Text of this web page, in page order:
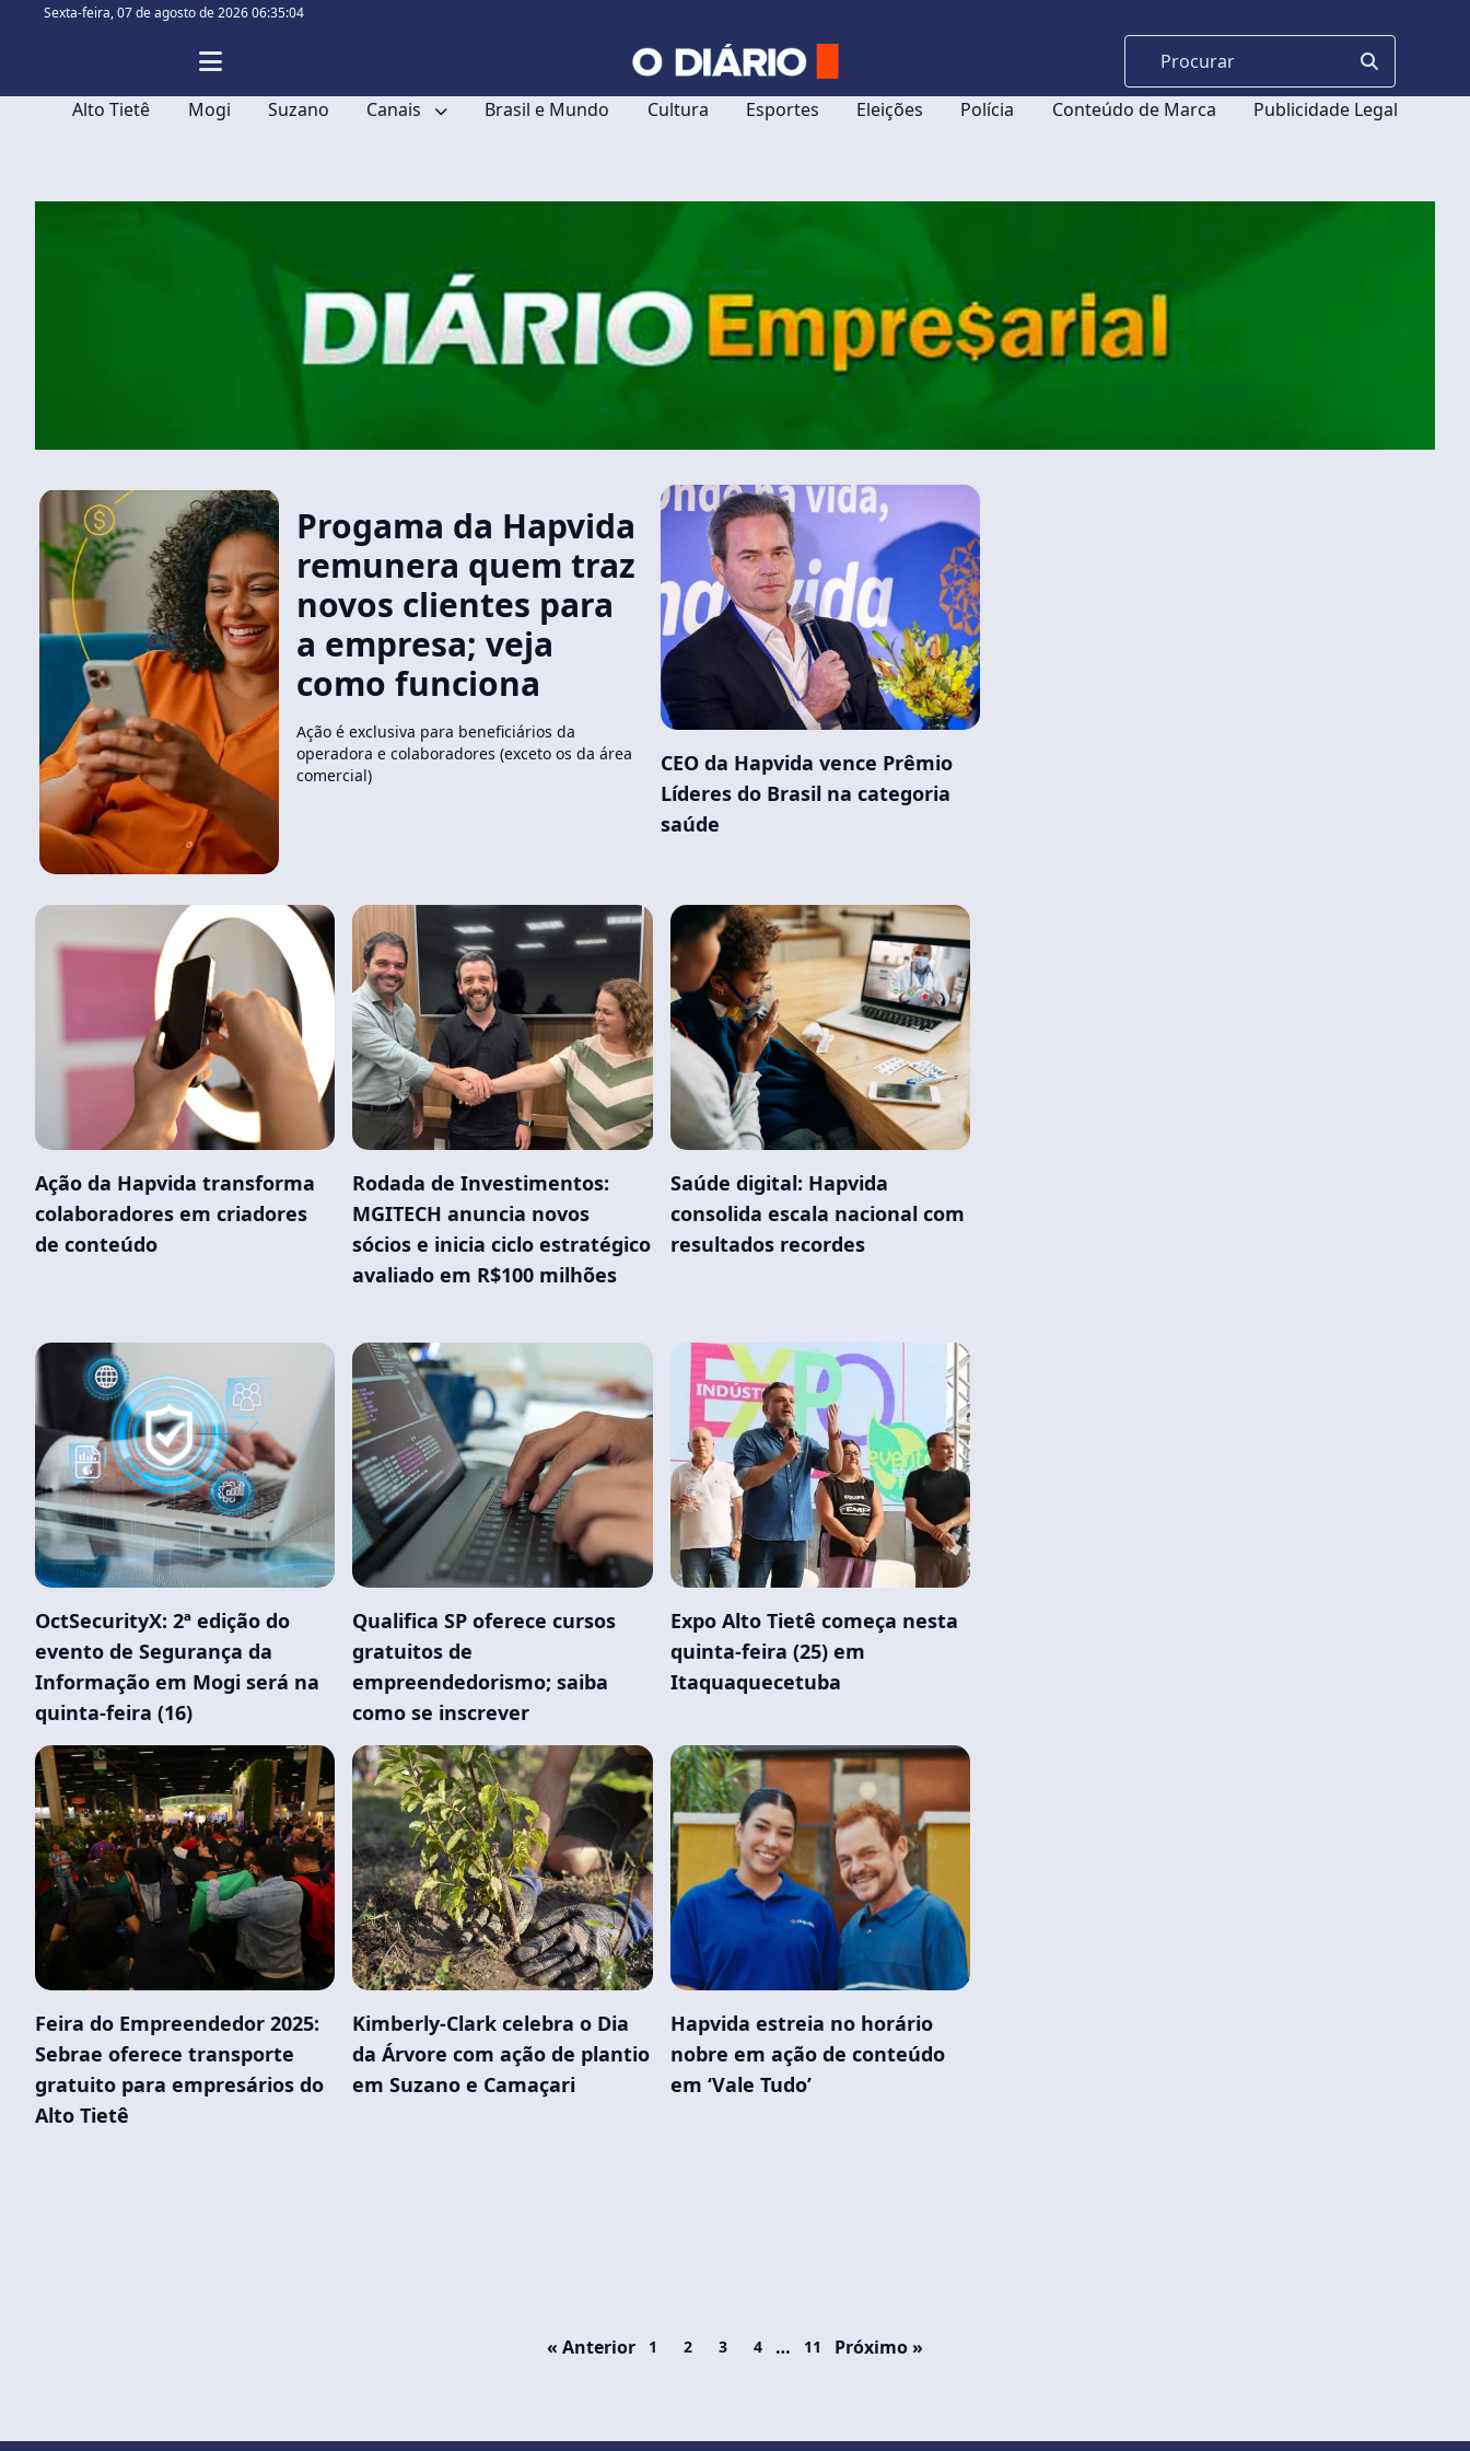
Sexta-feira,07 de agosto de 2026 06:35:05
Alto Tietê Mogi Suzano Canais Brasil e Mundo Cultura Esportes Eleições Polícia Conteúdo de Marca Publicidade Legal
Progama da Hapvida
remunera quem traz
novos clientes para
a empresa; veja
como funciona
Ação é exclusiva para beneficiários da
operadora e colaboradores (exceto os da área
comercial)
CEO da Hapvida vence Prêmio
Líderes do Brasil na categoria
saúde
Ação da Hapvida transforma
colaboradores em criadores
de conteúdo
Rodada de Investimentos:
MGITECH anuncia novos
sócios e inicia ciclo estratégico
avaliado em R$100 milhões
Saúde digital: Hapvida
consolida escala nacional com
resultados recordes
OctSecurityX: 2ª edição do
evento de Segurança da
Informação em Mogi será na
quinta-feira (16)
Qualifica SP oferece cursos
gratuitos de
empreendedorismo; saiba
como se inscrever
Expo Alto Tietê começa nesta
quinta-feira (25) em
Itaquaquecetuba
Feira do Empreendedor 2025:
Sebrae oferece transporte
gratuito para empresários do
Alto Tietê
Kimberly-Clark celebra o Dia
da Árvore com ação de plantio
em Suzano e Camaçari
Hapvida estreia no horário
nobre em ação de conteúdo
em ‘Vale Tudo’
« Anterior 1 2 3 4 … 11 Próximo »